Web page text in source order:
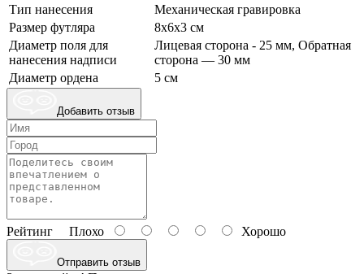
Тип нанесения
Механическая гравировка
Размер футляра
8х6х3 см
Диаметр поля для
нанесения надписи
Лицевая сторона - 25 мм, Обратная
сторона — 30 мм
Диаметр ордена
5 см
Добавить отзыв
Рейтинг Плохо Хорошо
Отправить отзыв